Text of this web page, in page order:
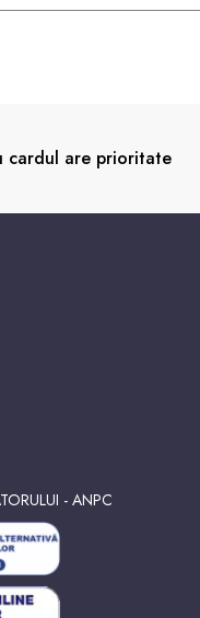
cardul are prioritate
- ANPC